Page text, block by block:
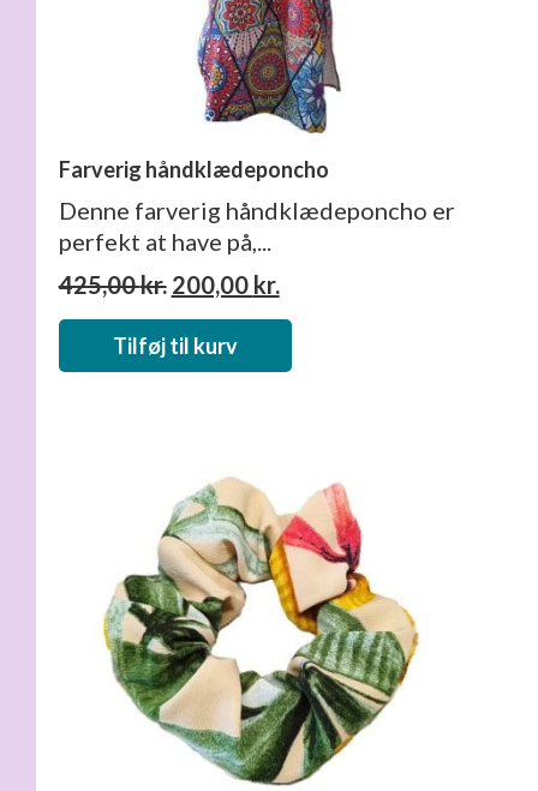
Farverig håndklædeponcho
Denne farverig håndklædeponcho er
perfekt at have på,...
425,00kr. Den
oprindelige
pris
var:
200,00 kr.Den
aktuelle
er:
Tilføj til kurv